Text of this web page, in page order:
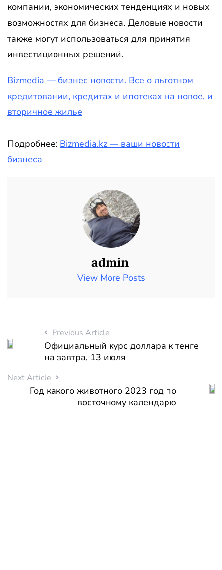
компании, экономических тенденциях и новых
возможностях для бизнеса. Деловые новости
также могут использоваться для принятия
инвестиционных решений.
Bizmedia — бизнес новости. Все о льготном
кредитовании, кредитах и ипотеках на новое, и
вторичное жилье
Подробнее: Bizmedia.kz — ваши новости
бизнеса
admin
View More Posts
Previous Article
Официальный курс доллара к тенге
на завтра, 13 июля
Next Article
Год какого животного 2023 год по
восточному календарю